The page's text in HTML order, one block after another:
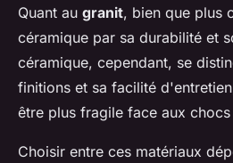
Quant au granit, bien que plus
céramique par sa durabilité et
céramique, cependant, se
finitions et sa facilité
être plus fragile face aux chocs
Choisir entre ces matériaux